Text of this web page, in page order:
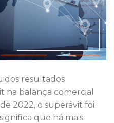
resultados
na balança comercial
2022, o superávit foi
que há mais